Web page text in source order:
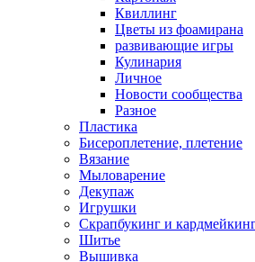
Квиллинг
Цветы из фоамирана
развивающие игры
Кулинария
Личное
Новости сообщества
Разное
Пластика
Бисероплетение, плетение
Вязание
Мыловарение
Декупаж
Игрушки
Скрапбукинг и
Шитье
Вышивка